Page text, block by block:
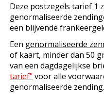
Deze postzegels tarief 1
genormaliseerde
een blijvende
Een genormaliseerde
of kaart, minder dan 50
van een dagdagelijkse
tarief" voor alle
genormaliseerde zending.